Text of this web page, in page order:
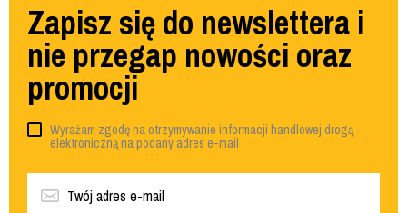
Zapisz się do newslettera i
nie przegap nowości oraz
promocji
Wyrażam zgodę na otrzymywanie informacji handlowej drogą
elektroniczną na podany adres e-mail